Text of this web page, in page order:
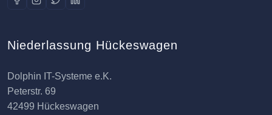
Niederlassung Hückeswagen
Dolphin IT-Systeme e.K.
Peterstr. 69
42499 Hückeswagen